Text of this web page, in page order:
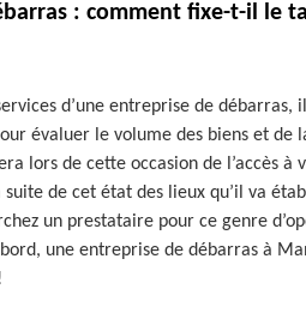
: comment fixe-t-il le
d’une entreprise de débarras,
évaluer le volume des biens et de
lors de cette occasion de l’accès à
suite de cet état des lieux qu’il va
un prestataire pour ce genre
une entreprise de débarras à